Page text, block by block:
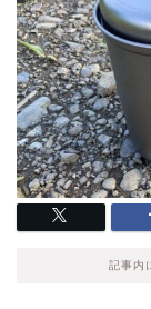
記事内